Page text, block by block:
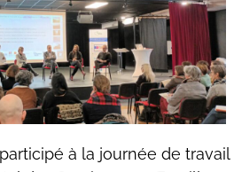
à la journée de